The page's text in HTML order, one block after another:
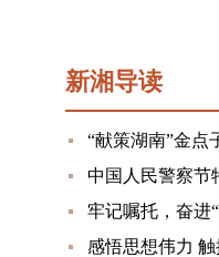
新湘导读
“献策湖南”金点
中国人民警察节
牢记嘱托，奋进
感悟思想伟力